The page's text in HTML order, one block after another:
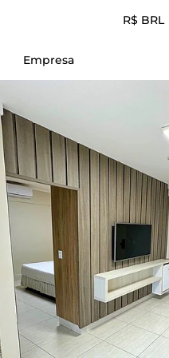
R$ BRL
Empresa
Termos de Uso
Política e Privacidade